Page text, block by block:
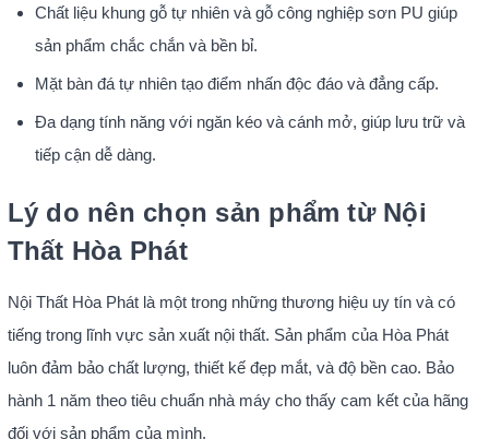
Chất liệu khung gỗ tự nhiên và gỗ công nghiệp sơn PU giúp
sản phẩm chắc chắn và bền bỉ.
Mặt bàn đá tự nhiên tạo điểm nhấn độc đáo và đẳng cấp.
Đa dạng tính năng với ngăn kéo và cánh mở, giúp lưu trữ và
tiếp cận dễ dàng.
Lý do nên chọn sản phẩm từ Nội
Thất Hòa Phát
Nội Thất Hòa Phát là một trong những thương hiệu uy tín và có
tiếng trong lĩnh vực sản xuất nội thất. Sản phẩm của Hòa Phát
luôn đảm bảo chất lượng, thiết kế đẹp mắt, và độ bền cao. Bảo
hành 1 năm theo tiêu chuẩn nhà máy cho thấy cam kết của hãng
đối với sản phẩm của mình.